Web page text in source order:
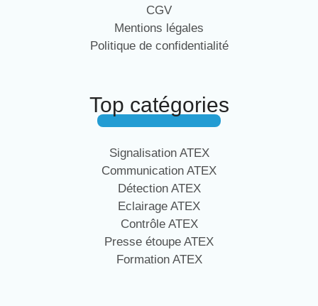
CGV
Mentions légales
Politique de confidentialité
Top catégories
Signalisation ATEX
Communication ATEX
Détection ATEX
Eclairage ATEX
Contrôle ATEX
Presse étoupe ATEX
Formation ATEX